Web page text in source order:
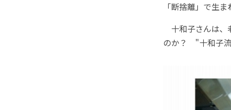
「断捨離」で生
十和子さんは、
のか？ "十和子流